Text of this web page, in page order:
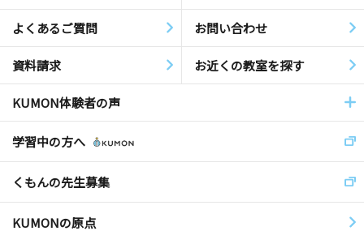
よくあるご質問 お問い合わせ
資料請求 お近くの教室を探す
KUMON体験者の声
学習中の方へ
くもんの先生募集
KUMONの原点